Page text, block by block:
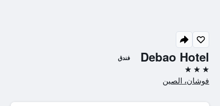
Debao Hotel فندق
3 نجوم
فوشان، الصين